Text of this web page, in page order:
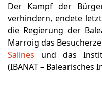
Der Kampf der
verhindern, endete
die Regierung der
Marroig das
Salines und das
(IBANAT – Balearisches